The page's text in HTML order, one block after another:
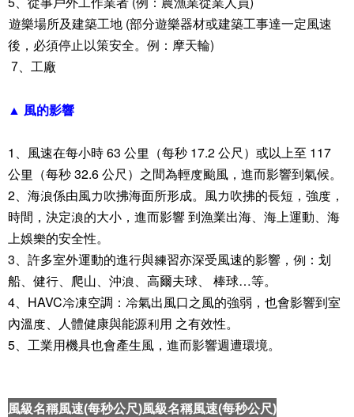
遊樂場所及建築工地 (部分遊樂器材或建築工事達一定風速
後，必須停止以策安全。例：摩天輪)
7、工廠
▲ 風的影響
1、風速在每小時 63 公里（每秒 17.2 公尺）或以上至 117
公里（每秒 32.6 公尺）之間為輕度颱風，進而影響到氣候。
2、海浪係由風力吹拂海面所形成。風力吹拂的長短，強度，
時間，決定浪的大小，進而影響 到漁業出海、海上運動、海
上娛樂的安全性。
3、許多室外運動的進行與練習亦深受風速的影響，例：划
船、健行、爬山、沖浪、高爾夫球、 棒球…等。
4、HAVC冷凍空調：冷氣出風口之風的強弱，也會影響到室
內溫度、人體健康與能源利用 之有效性。
5、工業用機具也會產生風，進而影響週遭環境。
風級名稱風速(每秒公尺)風級名稱風速(每秒公尺)